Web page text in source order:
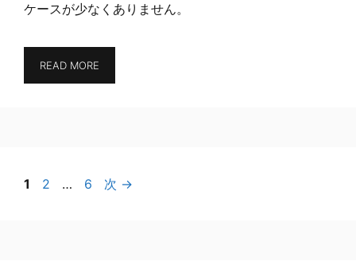
ケースが少なくありません。
READ MORE
ペ
1
ペ
2 …
ペ
6 次 →